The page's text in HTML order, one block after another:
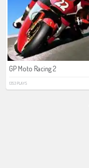
GP Moto Racing 2
1353 PLAYS